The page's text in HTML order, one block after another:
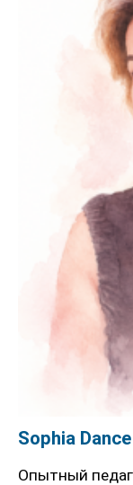
Sophia Dance
Опытный